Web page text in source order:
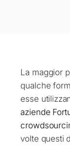
La maggior
qualche
esse
aziende
volte questi